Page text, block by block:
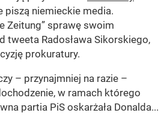
piszą niemieckie media.
Zeitung” sprawę swoim
tweeta Radosława Sikorskiego,
prokuratury.
– przynajmniej na razie –
w ramach którego
partia PiS oskarżała Donalda...